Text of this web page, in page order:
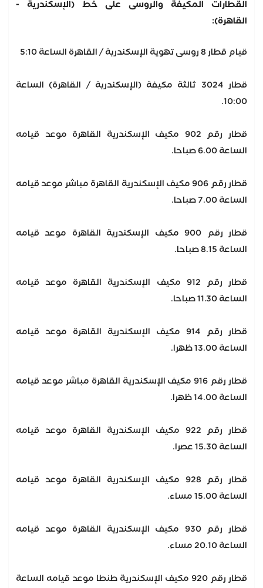
القطارات المكيفة والروسى على خط (الإسكندرية -
القاهرة):
قيام قطار 8 روسى تهوية الإسكندرية / القاهرة الساعة 5:10
قطار 3024 ثالثة مكيفة (الإسكندرية / القاهرة) الساعة
10:00.
قطار رقم 902 مكيف الإسكندرية القاهرة موعد قيامه
الساعة 6.00 صباحا.
قطار رقم 906 مكيف الإسكندرية القاهرة مباشر موعد قيامه
الساعة 7.00 صباحا.
قطار رقم 900 مكيف الإسكندرية القاهرة موعد قيامه
الساعة 8.15 صباحا.
قطار رقم 912 مكيف الإسكندرية القاهرة موعد قيامه
الساعة 11.30 صباحا.
قطار رقم 914 مكيف الإسكندرية القاهرة موعد قيامه
الساعة 13.00 ظهرا.
قطار رقم 916 مكيف الإسكندرية القاهرة مباشر موعد قيامه
الساعة 14.00 ظهرا.
قطار رقم 922 مكيف الإسكندرية القاهرة موعد قيامه
الساعة 15.30 عصرا.
قطار رقم 928 مكيف الإسكندرية القاهرة موعد قيامه
الساعة 15.00 مساء.
قطار رقم 930 مكيف الإسكندرية القاهرة موعد قيامه
الساعة 20.10 مساء.
قطار رقم 920 مكيف الإسكندرية طنطا موعد قيامه الساعة